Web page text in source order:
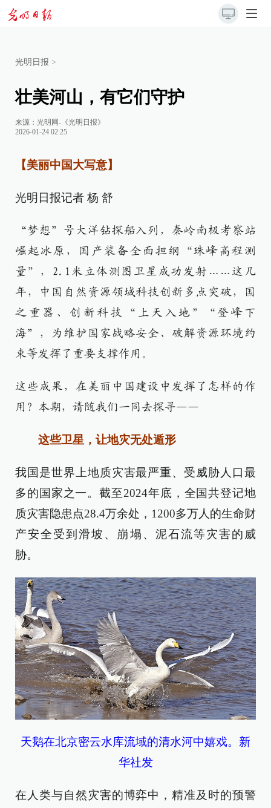
光明日报 >
壮美河山，有它们守护
来源： 光明网-《光明日报》
2026-01-24 02:25
【美丽中国大写意】
光明日报记者 杨 舒
“梦想”号大洋钻探船入列，秦岭南极考察站
崛起冰原，国产装备全面担纲“珠峰高程测
量”，2.1米立体测图卫星成功发射……这几
年，中国自然资源领域科技创新多点突破，国
之重器、创新科技“上天入地”“登峰下
海”，为维护国家战略安全、破解资源环境约
束等发挥了重要支撑作用。
这些成果，在美丽中国建设中发挥了怎样的作
用？本期，请随我们一同去探寻——
这些卫星，让地灾无处遁形
我国是世界上地质灾害最严重、受威胁人口最
多的国家之一。截至2024年底，全国共登记地
质灾害隐患点28.4万余处，1200多万人的生命财
产安全受到滑坡、崩塌、泥石流等灾害的威
胁。
天鹅在北京密云水库流域的清水河中嬉戏。新
华社发
在人类与自然灾害的博弈中，精准及时的预警